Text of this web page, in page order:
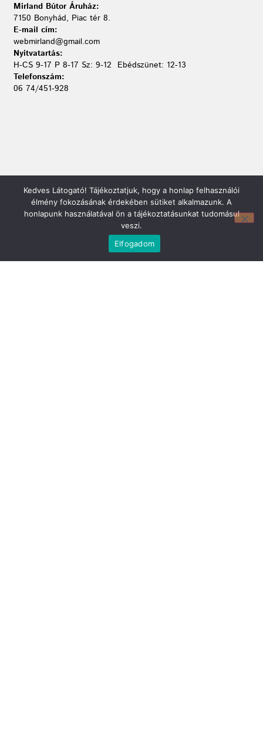
Mirland Bútor Áruház:
7150 Bonyhád, Piac tér 8.
E-mail cím:
webmirland@gmail.com
Nyitvatartás:
H-CS 9-17 P 8-17 Sz: 9-12 Ebédszünet: 12-13
Telefonszám:
06 74/451-928
Kedves Látogató! Tájékoztatjuk, hogy a honlap felhasználói
élmény fokozásának érdekében sütiket alkalmazunk. A
honlapunk használatával ön a tájékoztatásunkat tudomásul
veszi.
Elfogadom